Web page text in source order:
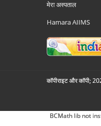
मेरा अस्पताल
Hamara AIIMS
कॉपीराइट और कॉपी;
BCMath lib not